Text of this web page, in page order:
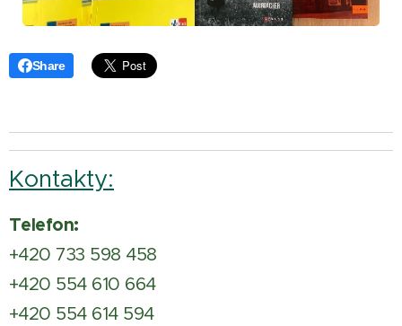
Share
Kontakty:
Telefon:
+420 733 598 458
+420 554 610 664
+420 554 614 594